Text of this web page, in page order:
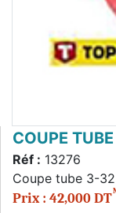
COUPE
Réf : 13276
Coupe tube 3-
Prix : 42,000 DT